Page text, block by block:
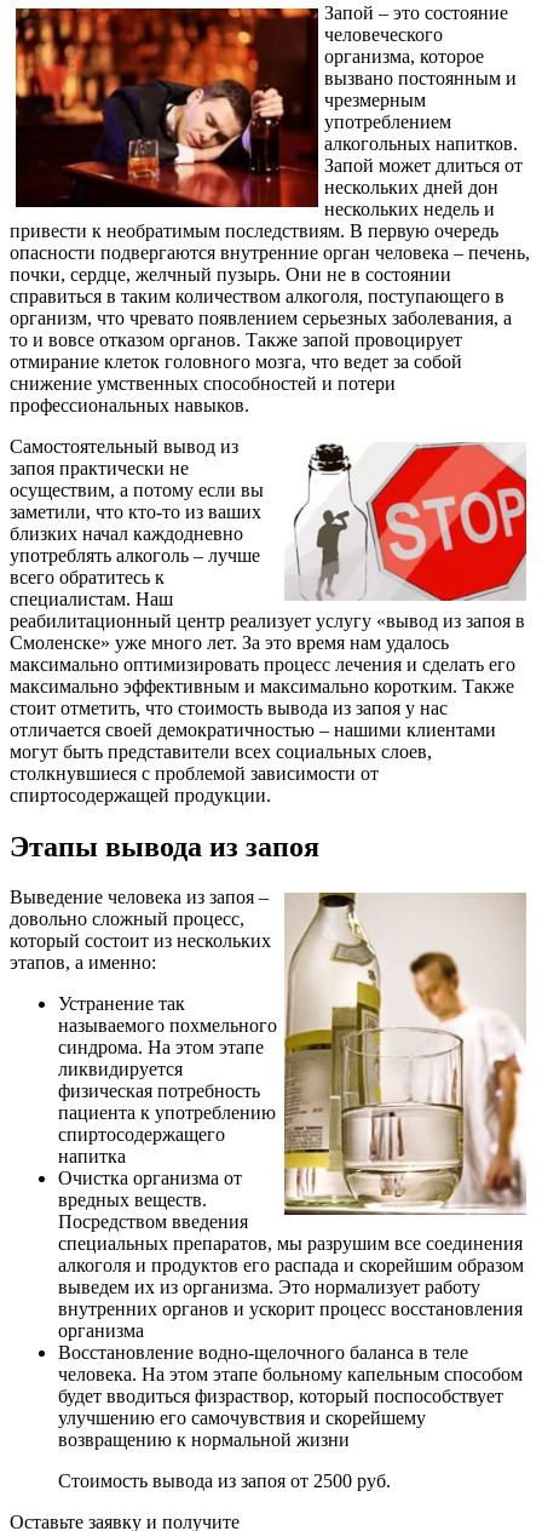
Запой – это состояние
человеческого
организма, которое
вызвано постоянным и
чрезмерным
употреблением
алкогольных напитков.
Запой может длиться от
нескольких дней дон
нескольких недель и
привести к необратимым последствиям. В первую очередь
опасности подвергаются внутренние орган человека – печень,
почки, сердце, желчный пузырь. Они не в состоянии
справиться в таким количеством алкоголя, поступающего в
организм, что чревато появлением серьезных заболевания, а
то и вовсе отказом органов. Также запой провоцирует
отмирание клеток головного мозга, что ведет за собой
снижение умственных способностей и потери
профессиональных навыков.
Самостоятельный вывод из
запоя практически не
осуществим, а потому если вы
заметили, что кто-то из ваших
близких начал каждодневно
употреблять алкоголь – лучше
всего обратитесь к
специалистам. Наш
реабилитационный центр реализует услугу «вывод из запоя в
Смоленске» уже много лет. За это время нам удалось
максимально оптимизировать процесс лечения и сделать его
максимально эффективным и максимально коротким. Также
стоит отметить, что стоимость вывода из запоя у нас
отличается своей демократичностью – нашими клиентами
могут быть представители всех социальных слоев,
столкнувшиеся с проблемой зависимости от
спиртосодержащей продукции.
Этапы вывода из запоя
Выведение человека из запоя –
довольно сложный процесс,
который состоит из нескольких
этапов, а именно:
Устранение так
называемого похмельного
синдрома. На этом этапе
ликвидируется
физическая потребность
пациента к употреблению
спиртосодержащего
напитка
Очистка организма от
вредных веществ.
Посредством введения
специальных препаратов, мы разрушим все соединения
алкоголя и продуктов его распада и скорейшим образом
выведем их из организма. Это нормализует работу
внутренних органов и ускорит процесс восстановления
организма
Восстановление водно-щелочного баланса в теле
человека. На этом этапе больному капельным способом
будет вводиться физраствор, который поспособствует
улучшению его самочувствия и скорейшему
возвращению к нормальной жизни
Стоимость вывода из запоя от 2500 руб.
Оставьте заявку и получите